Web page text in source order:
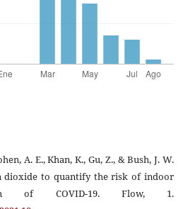
A. E., Khan, K., Gu, Z., & Bush, J. W.
dioxide to quantify the risk of indoor
of COVID-19. Flow, 1.